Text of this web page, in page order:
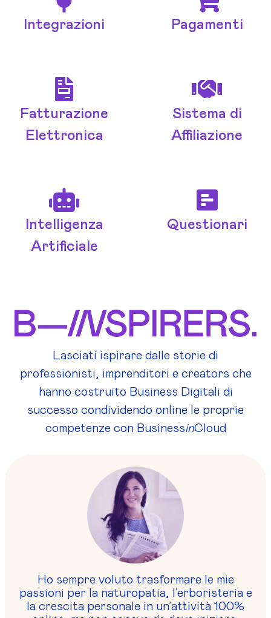
Integrazioni Pagamenti
Fatturazione
Elettronica
Sistema di
Affiliazione
Intelligenza
Artificiale
Questionari
Lasciati ispirare dalle storie di
professionisti, imprenditori e creators che
hanno costruito Business Digitali di
successo condividendo online le proprie
competenze con BusinessinCloud
Ho sempre voluto trasformare le mie
passioni per la naturopatia, l’erboristeria e
la crescita personale in un’attività 100%